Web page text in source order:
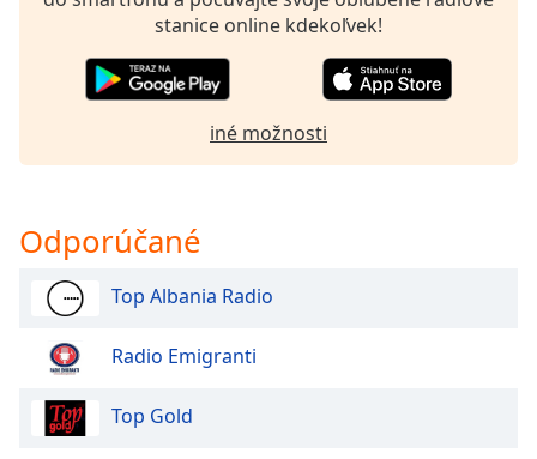
Area
Opacity
stanice online kdekoľvek!
iné možnosti
Odporúčané
Top Albania Radio
Radio Emigranti
Top Gold